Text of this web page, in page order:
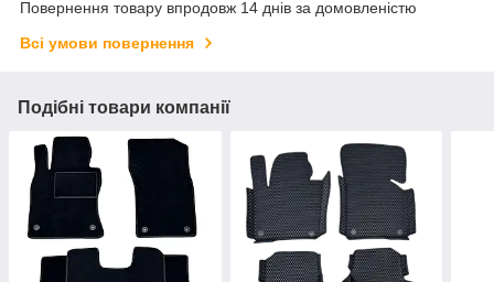
Повернення товару впродовж 14 днів за домовленістю
Всі умови повернення
Подібні товари компанії